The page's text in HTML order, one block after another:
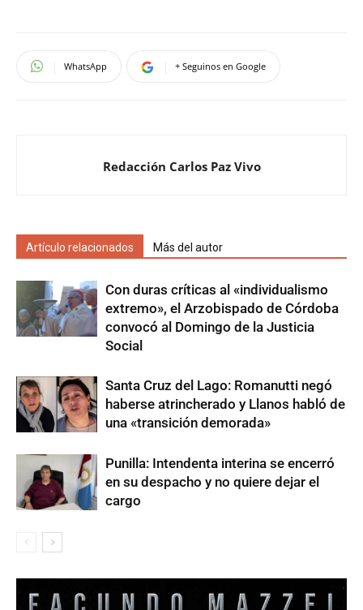
WhatsApp + Seguinos en Google
Redacción Carlos Paz Vivo
Artículo relacionados Más del autor
Con duras críticas al «individualismo
extremo», el Arzobispado de Córdoba
convocó al Domingo de la Justicia
Social
Santa Cruz del Lago: Romanutti negó
haberse atrincherado y Llanos habló de
una «transición demorada»
Punilla: Intendenta interina se encerró
en su despacho y no quiere dejar el
cargo